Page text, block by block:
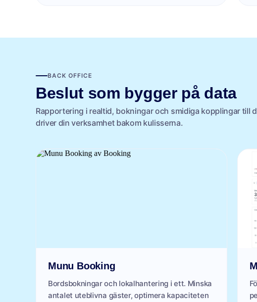
BACK OFFICE
Beslut som bygger på data
Rapportering i realtid, bokningar och smidiga kopplingar till
driver din verksamhet bakom kulisserna.
Munu Booking
Bordsbokningar och lokalhantering i ett. Minska
antalet uteblivna gäster, optimera kapaciteten